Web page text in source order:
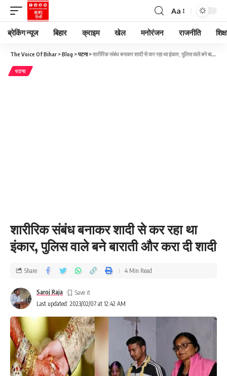
Aa
ब्रेकिंग न्यूज बिहार क्राइम खेल मनोरंजन राजनीति
The Voice Of Bihar >Blog >पटना>शारीरिक संबंध बनाकर शादी से कर रहा था इंकार, पुलिस वाले बने बाराती और करा दी शादी
पटना
शारीरिक संबंध बनाकर शादी से कर रहा था
इंकार, पुलिस वाले बने बाराती और करा दी शादी
Last updated: 2023/02/07 at 12:42 AM
Saroj Raja
Share 4 Min Read